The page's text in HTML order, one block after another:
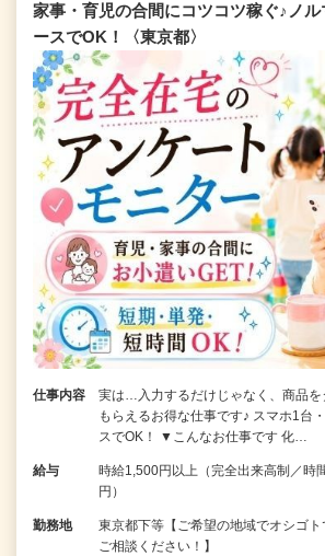
家事・育児の合間にコツコツ稼ぐ♪ノ
ースでOK！〈東京都〉
仕事内容
実は…入力するだけじゃなく、商品を
もらえるお得な仕事です♪ スマホ1台
スでOK！ ▼こんなお仕事です 化…
給与
時給1,500円以上（完全出来高制／時
円）
勤務地
東京都下等【ご希望の地域でオシゴ
ご相談ください！】